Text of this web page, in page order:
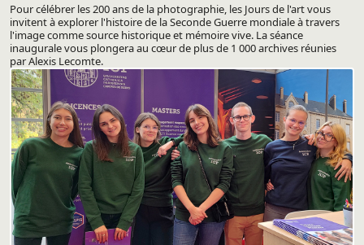
Pour célébrer les 200 ans de la photographie, les Jours de l'art vous
invitent à explorer l'histoire de la Seconde Guerre mondiale à travers
l'image comme source historique et mémoire vive. La séance
inaugurale vous plongera au cœur de plus de 1 000 archives réunies
par Alexis Lecomte.